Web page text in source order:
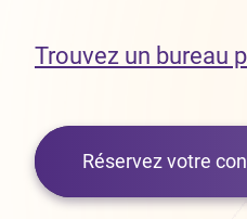
Trouvez un bureau
Réservez votre